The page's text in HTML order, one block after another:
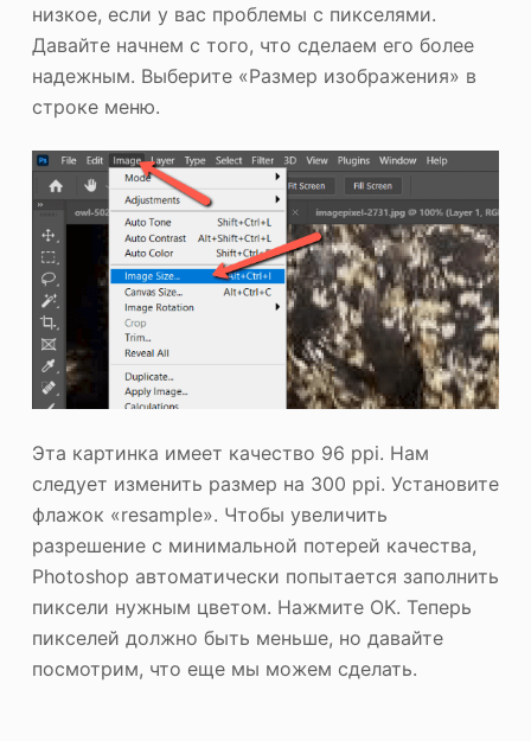
низкое, если у вас проблемы с пикселями.
Давайте начнем с того, что сделаем его более
надежным. Выберите «Размер изображения» в
строке меню.
Эта картинка имеет качество 96 ppi. Нам
следует изменить размер на 300 ppi. Установите
флажок «resample». Чтобы увеличить
разрешение с минимальной потерей качества,
Photoshop автоматически попытается заполнить
пиксели нужным цветом. Нажмите OK. Теперь
пикселей должно быть меньше, но давайте
посмотрим, что еще мы можем сделать.